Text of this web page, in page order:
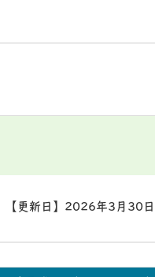
【更新日】 2026年3月30日